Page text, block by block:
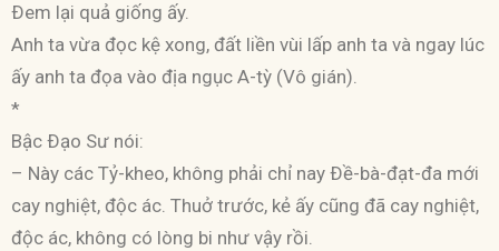
Ðem lại quả giống ấy.
Anh ta vừa đọc kệ xong, đất liền vùi lấp anh ta và ngay lúc
ấy anh ta đọa vào địa ngục A-tỳ (Vô gián).
*
Bậc Ðạo Sư nói:
– Này các Tỷ-kheo, không phải chỉ nay Ðề-bà-đạt-đa mới
cay nghiệt, độc ác. Thuở trước, kẻ ấy cũng đã cay nghiệt,
độc ác, không có lòng bi như vậy rồi.